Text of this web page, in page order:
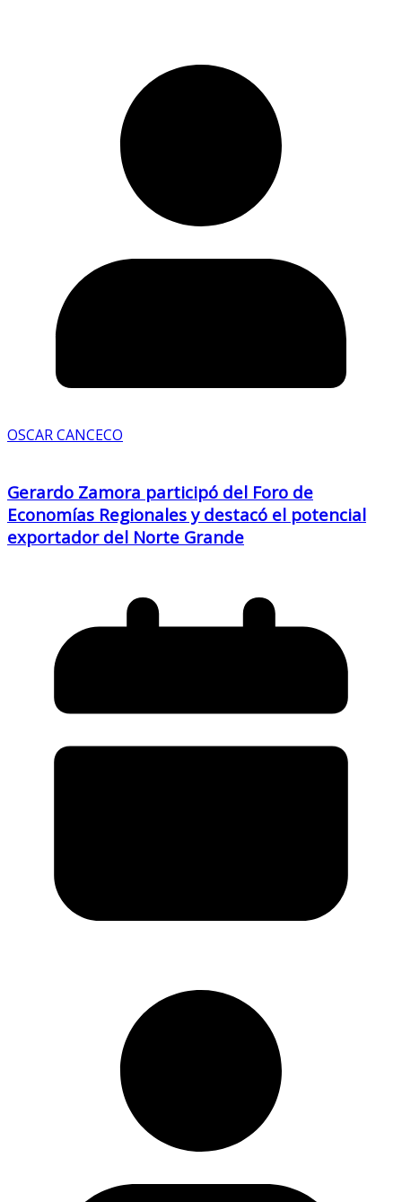
OSCAR CANCECO
Gerardo Zamora participó del Foro de
Economías Regionales y destacó el potencial
exportador del Norte Grande